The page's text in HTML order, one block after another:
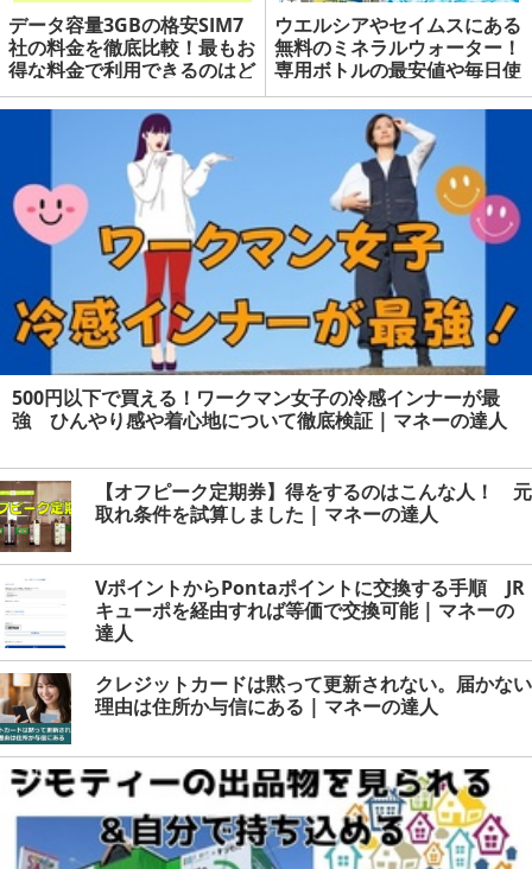
データ容量3GBの格安SIM7
社の料金を徹底比較！最もお
得な料金で利用できるのはど
こ？ | マネーの達人
ウエルシアやセイムスにある
無料のミネラルウォーター！
専用ボトルの最安値や毎日使
えるクーポンもあり | マネー
の達人
500円以下で買える！ワークマン女子の冷感インナーが最
強 ひんやり感や着心地について徹底検証 | マネーの達人
【オフピーク定期券】得をするのはこんな人！ 元
取れ条件を試算しました | マネーの達人
VポイントからPontaポイントに交換する手順 JR
キューポを経由すれば等価で交換可能 | マネーの
達人
クレジットカードは黙って更新されない。届かない
理由は住所か与信にある | マネーの達人